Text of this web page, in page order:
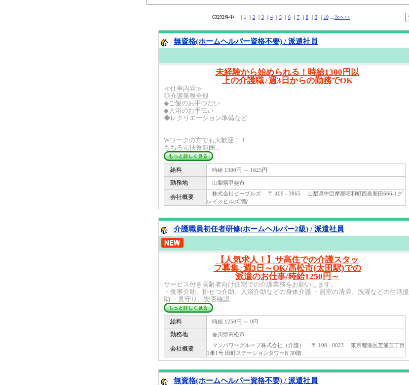
63292件中 ｜1 ｜ 2｜ 3｜ 4｜ 5｜ 6｜ 7｜ 8｜ 9｜ 10... 次へ>>
無資格(ホームヘルパー資格不要) / 派遣社員
未経験から始められる！時給1300円以
上の介護職♪週3日からの勤務でOK
≪仕事内容≫
◎介護業務全般
◆ご飯のお手つだい
◆入浴のお手伝い
◆レクリエーション準備など
Wワークの方でも大歓迎！！
もちろん扶養範囲...
給料 時給 1300円 ～ 1625円
勤務地 山梨県甲斐市
会社概要
株式会社ピープルズ 〒 409 - 3865 山梨県中巨摩郡昭和町西条新田666-1グ
レイスヒルズ2階
介護職員初任者研修(ホームヘルパー2級) / 派遣社員
【人気求人！】サ高住での介護スタッ
フ募集♪週3日～OK/高松市(太田駅)での
派遣のお仕事/時給1250円～
サービス付き高齢者向け住宅での介護業務をお願いします。
・食事介助、排せつ介助、入浴介助などの身体介護 ・居室の清掃、洗濯などの生活援
助 ・見守り、安否確認...
給料 時給 1250円 ～ 0円
勤務地 香川県高松市
会社概要
マンパワーグループ株式会社（介護） 〒 108 - 0023 東京都港区芝浦三丁目
1番1号 田町ステーションタワーN 30階
無資格(ホームヘルパー資格不要) / 派遣社員